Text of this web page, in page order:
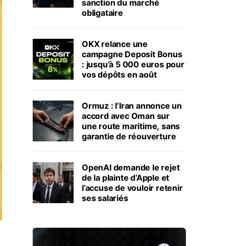
sanction du marché
obligataire
OKX relance une
campagne Deposit Bonus
: jusqu’à 5 000 euros pour
vos dépôts en août
Ormuz : l’Iran annonce un
accord avec Oman sur
une route maritime, sans
garantie de réouverture
OpenAI demande le rejet
de la plainte d’Apple et
l’accuse de vouloir retenir
ses salariés